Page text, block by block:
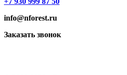
info@nforest.ru
Заказать звонок